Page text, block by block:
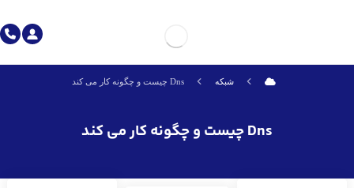
شبکه Dns چیست و چگونه کار می کند
Dns چیست و چگونه کار می کند